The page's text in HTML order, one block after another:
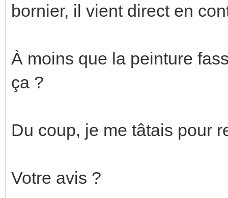
bornier, il vient direct en
À moins que la peinture
ça ?
Du coup, je me tâtais pour
Votre avis ?